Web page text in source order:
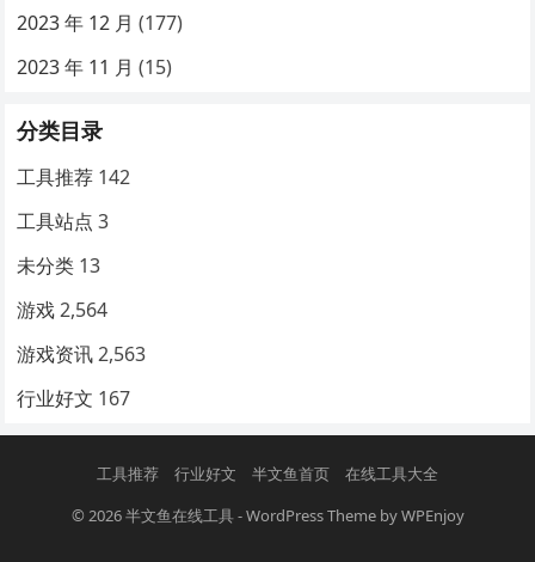
2023 年 12 月 (177)
2023 年 11 月 (15)
分类目录
工具推荐 142
工具站点 3
未分类 13
游戏 2,564
游戏资讯 2,563
行业好文 167
工具推荐 行业好文 半文鱼首页
在线工具大全
© 2026半文鱼在线工具-WordPress ThemebyWPEnjoy